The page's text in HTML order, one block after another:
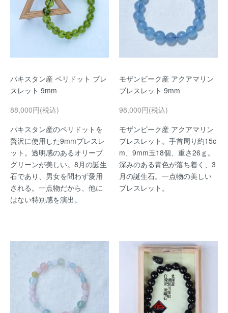
パキスタン産 ペリドット ブレ
スレット 9mm
88,000円(税込)
パキスタン産のペリドットを
贅沢に使用した9mmブレスレ
ット。透明感のあるオリーブ
グリーンが美しい。8月の誕生
石であり、男女を問わず愛用
される。一点物だから、他に
はない特別感を演出。
モザンビーク産 アクアマリン
ブレスレット 9mm
98,000円(税込)
モザンビーク産 アクアマリン
ブレスレット。手首周り約15c
m、9mm玉18個、重さ26ｇ。
深みのある青色が落ち着く、3
月の誕生石。一点物の美しい
ブレスレット。